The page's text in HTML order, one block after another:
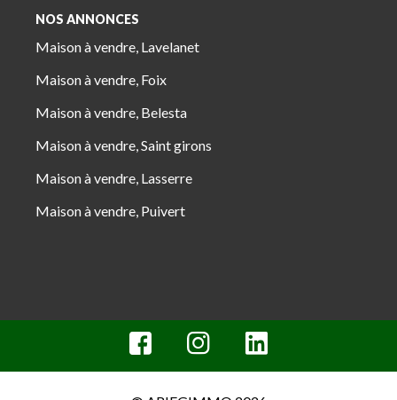
NOS ANNONCES
Maison à vendre, Lavelanet
Maison à vendre, Foix
Maison à vendre, Belesta
Maison à vendre, Saint girons
Maison à vendre, Lasserre
Maison à vendre, Puivert